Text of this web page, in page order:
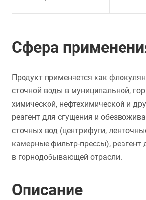
Сфера
Продукт применяется как
сточной воды в муниципальной,
химической, нефтехимической и
реагент для сгущения и
сточных вод (центрифуги,
камерные фильтр-прессы), реагент
в горнодобывающей отрасли.
Описание